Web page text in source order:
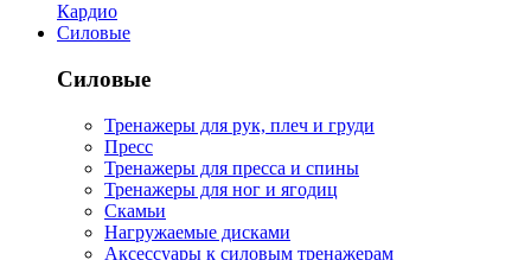
Кардио
Силовые
Силовые
Тренажеры для рук, плеч и груди
Пресс
Тренажеры для пресса и спины
Тренажеры для ног и ягодиц
Скамьи
Нагружаемые дисками
Аксессуары к силовым тренажерам